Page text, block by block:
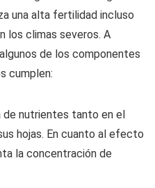
una alta fertilidad incluso
los climas severos. A
de los componentes
cumplen:
de nutrientes tanto en el
hojas. En cuanto al efecto
la concentración de